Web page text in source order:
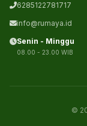
6285122781717
info@rumaya.id
Senin - Minggu
08.00 - 23.00 WIB
©